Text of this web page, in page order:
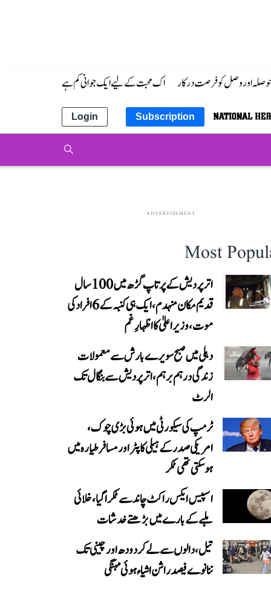
حوصلہ اور وصل کو فرصت درکار اک محبت کے لیے ایک جوانی کم ہے
Subscription
Login
ADVERTISEMENT
Most
اتر پردیش کے پرتاپ گڑھ میں 100 سال
قدیم مکان منہدم، ایک ہی کنبہ کے 6 افراد کی
موت، وزیر اعلیٰ کا اظہارِ غم
دہلی میں صبح سویرے بارش سے معمولات
زندگی درہم برہم، اترپردیش سے بنگال تک
الرٹ
ٹرمپ کی سیکورٹی میں ہوئی بڑی چوک،
امریکی صدر کے ہیلی کاپٹر اور مسافر طیارہ میں
ہو سکتی تھی ٹکر
اسپیس ایکس راکٹ چاند سے ٹکرا گیا، خلائی
ملبے کے بارے میں بڑھتے خدشات
تیل، دالوں سے لے کر دودھ اور چینی تک
ننانوے فیصد راشن اشیاء ہوئی مہنگی